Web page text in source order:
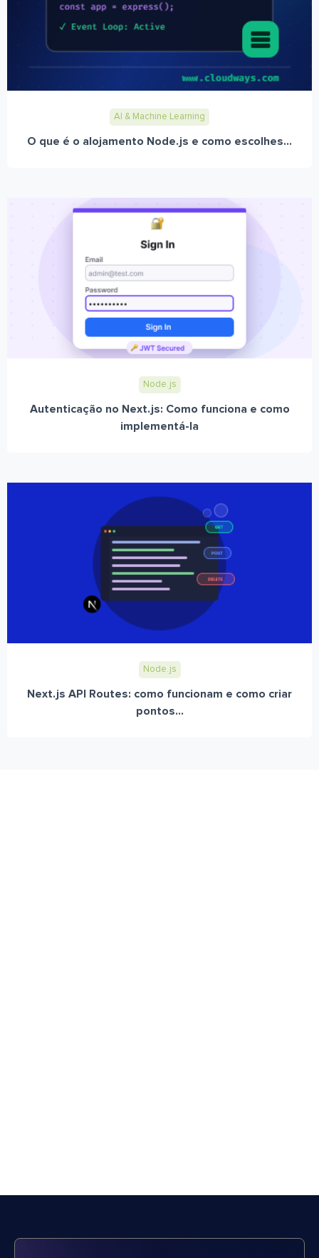
AI & Machine Learning
O que é o alojamento Node.js e como escolhes...
Node.js
Autenticação no Next.js: Como funciona e como
implementá-la
Node.js
Next.js API Routes: como funcionam e como criar
pontos...